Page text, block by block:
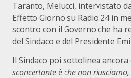
Taranto, Melucci, intervistato
Effetto Giorno su Radio 24 in
scontro con il Governo che ha
del Sindaco e del Presidente
Il Sindaco poi sottolinea ancora
sconcertante è che non